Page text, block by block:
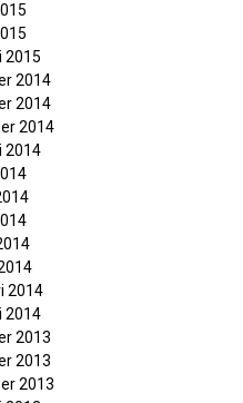
2015
2014
2014
2014
2014
2014
2014
2013
2013
2013